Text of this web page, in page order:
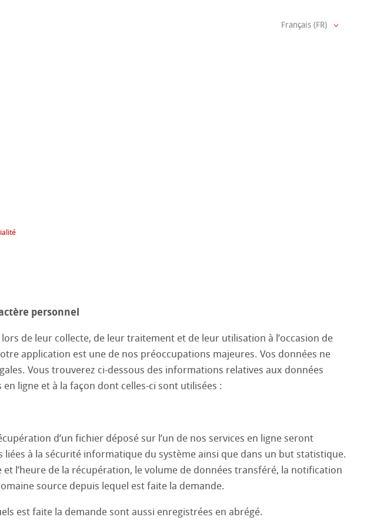
spéciales
Français (FR)
personnel
de leur collecte, de leur traitement et de leur utilisation à l’occasion de
application est une de nos préoccupations majeures. Vos données ne
Vous trouverez ci-dessous des informations relatives aux données
ligne et à la façon dont celles-ci sont utilisées :
d’un fichier déposé sur l’un de nos services en ligne seront
liées à la sécurité informatique du système ainsi que dans un but statistique.
l’heure de la récupération, le volume de données transféré, la notification
source depuis lequel est faite la demande.
est faite la demande sont aussi enregistrées en abrégé.